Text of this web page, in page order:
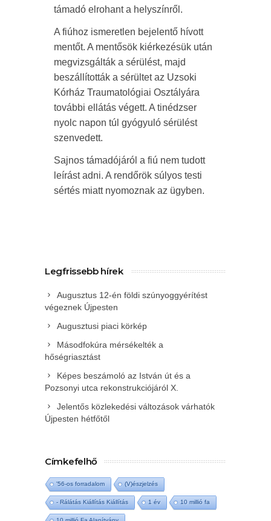
támadó elrohant a helyszínről.
A fiúhoz ismeretlen bejelentő hívott
mentőt. A mentősök kiérkezésük után
megvizsgálták a sérülést, majd
beszállították a sérültet az Uzsoki
Kórház Traumatológiai Osztályára
további ellátás végett. A tinédzser
nyolc napon túl gyógyuló sérülést
szenvedett.
Sajnos támadójáról a fiú nem tudott
leírást adni. A rendőrök súlyos testi
sértés miatt nyomoznak az ügyben.
Legfrissebb hírek
Augusztus 12-én földi szúnyoggyérítést
végeznek Újpesten
Augusztusi piaci körkép
Másodfokúra mérsékelték a
hőségriasztást
Képes beszámoló az István út és a
Pozsonyi utca rekonstrukciójáról X.
Jelentős közlekedési változások várhatók
Újpesten hétfőtől
Címkefelhő
'56-os forradalom (V)észjelzés
- Rálátás Kiállítás Kiállítás 1 év 10 millió fa